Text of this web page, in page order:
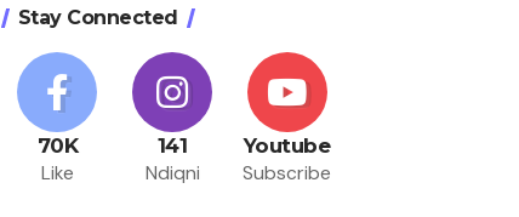
Stay Connected
70K
Like
141
Ndiqni
Youtube
Subscribe